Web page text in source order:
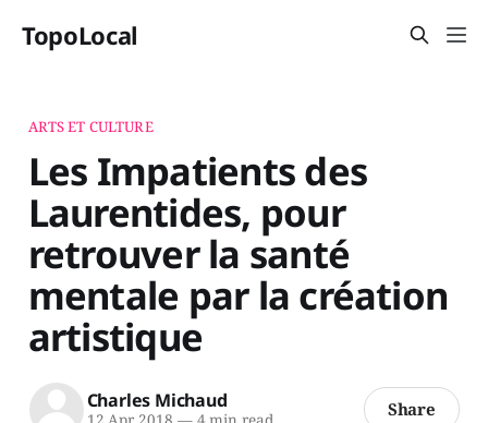
TopoLocal
ARTS ET CULTURE
Les Impatients des
Laurentides, pour
retrouver la santé
mentale par la création
artistique
Charles Michaud Share